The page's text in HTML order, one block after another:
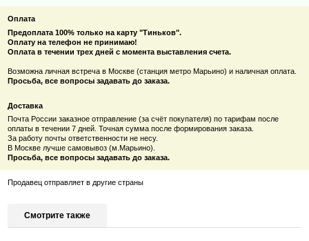
Оплата
Предоплата 100% только на карту "Тиньков".
Оплату на телефон не принимаю!
Оплата в течении трех дней с момента выставления счета.
Возможна личная встреча в Москве (станция метро Марьино) и наличная оплата.
Просьба, все вопросы задавать до заказа.
Доставка
Почта России заказное отправление (за счёт покупателя) по тарифам после
оплаты в течении 7 дней. Точная сумма после формирования заказа.
За работу почты ответственности не несу.
В Москве лучше самовывоз (м.Марьино).
Просьба, все вопросы задавать до заказа.
Продавец отправляет в другие страны
Смотрите также